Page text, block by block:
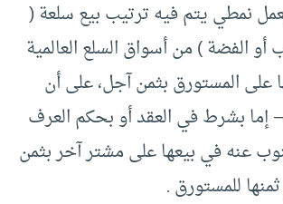
نمطي يتم فيه ترتيب بيع سلعة (
الفضة ) من أسواق السلع العالمية
على المستورق بثمن آجل، على أن
إما بشرط في العقد أو بحكم العرف
عنه في بيعها على مشتر آخر بثمن
للمستورق .